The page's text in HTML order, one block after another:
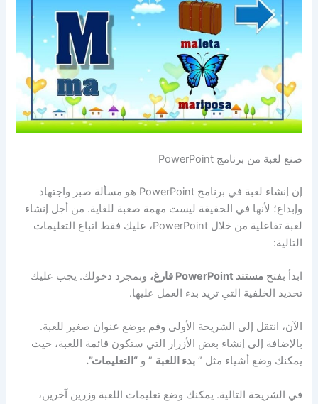
صنع لعبة من برنامج PowerPoint
إن إنشاء لعبة في برنامج PowerPoint هو مسألة صبر واجتهاد
وإبداع؛ لأنها في الحقيقة ليست مهمة صعبة للغاية. من أجل إنشاء
لعبة تفاعلية من خلال PowerPoint، عليك فقط اتباع التعليمات
التالية:
ابدأ بفتحمستند PowerPoint فارغ،
وبمجرد دخولك. يجب عليك
تحديد الخلفية التي تريد بدء العمل عليها.
الآن، انتقل إلى الشريحة الأولى وقم بوضع عنوان صغير للعبة.
بالإضافة إلى إنشاء بعض الأزرار التي ستكون قائمة اللعبة، حيث
يمكنك وضع أشياء مثل ”بدء اللعبة ” و“التعليمات”.
في الشريحة التالية. يمكنك وضع تعليمات اللعبة وزرين آخرين،